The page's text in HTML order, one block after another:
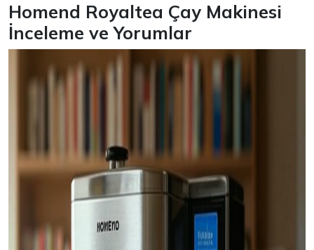
Homend Royaltea Çay Makinesi
İnceleme ve Yorumlar